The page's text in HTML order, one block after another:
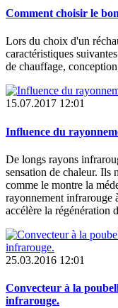
Comment choisir le
Lors du choix d'un
caractéristiques
de chauffage,
15.07.2017 12:01
Influence du
De longs rayons
sensation de chaleur. Ils
comme le montre la
rayonnement infrarouge
accélère la régénération
25.03.2016 12:01
Convecteur à la
infrarouge.